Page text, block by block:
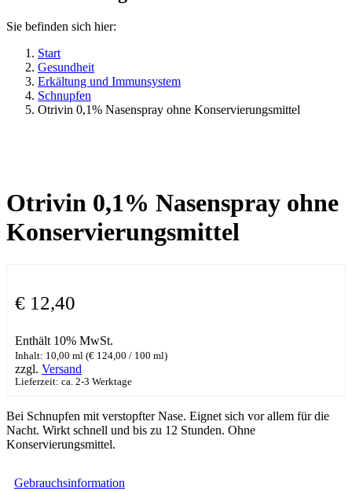
Sie befinden sich hier:
Start
Gesundheit
Erkältung und Immunsystem
Schnupfen
Otrivin 0,1% Nasenspray ohne Konservierungsmittel
Otrivin 0,1% Nasenspray ohne
Konservierungsmittel
€ 12,40
Enthält 10% MwSt.
Inhalt: 10,00 ml (€ 124,00 / 100 ml)
zzgl. Versand
Lieferzeit: ca. 2-3 Werktage
Bei Schnupfen mit verstopfter Nase. Eignet sich vor allem für die
Nacht. Wirkt schnell und bis zu 12 Stunden. Ohne
Konservierungsmittel.
Gebrauchsinformation